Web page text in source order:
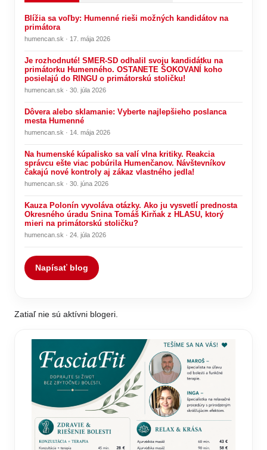
Blížia sa voľby: Humenné rieši možných kandidátov na
primátora
humencan.sk · 17. mája 2026
Je rozhodnuté! SMER-SD odhalil svoju kandidátku na
primátorku Humenného. OSTANETE ŠOKOVANÍ koho
posielajú do RINGU o primátorskú stoličku!
humencan.sk · 30. júla 2026
Dôvera alebo sklamanie: Vyberte najlepšieho poslanca
mesta Humenné
humencan.sk · 14. mája 2026
Na humenské kúpalisko sa valí vlna kritiky. Reakcia
správcu ešte viac pobúrila Humenčanov. Návštevníkov
čakajú nové kontroly aj zákaz vlastného jedla!
humencan.sk · 30. júna 2026
Kauza Polonín vyvoláva otázky. Ako ju vysvetlí prednosta
Okresného úradu Snina Tomáš Kirňak z HLASU, ktorý
mieri na primátorskú stoličku?
humencan.sk · 24. júla 2026
Napísať blog
Zatiaľ nie sú aktívni blogeri.